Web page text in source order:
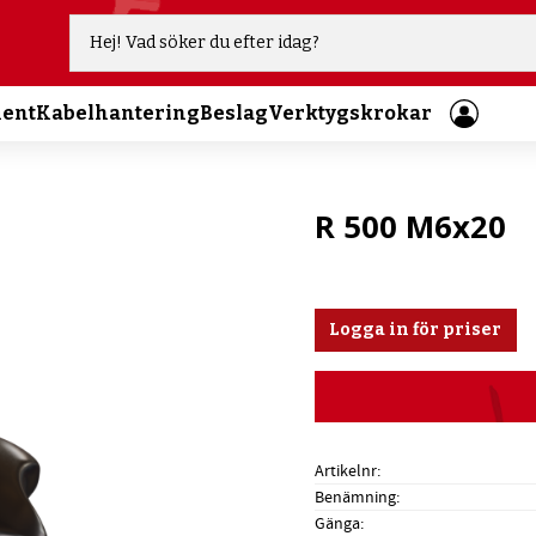
KabelhanteringBeslagVerktygskrokar
R 500 M6x20
Logga in för priser
Artikelnr
Benämning
Gänga